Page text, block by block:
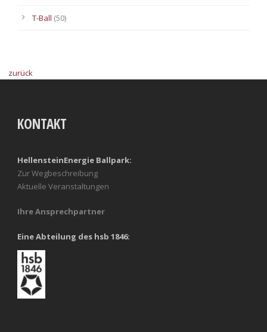
T-Ball (50)
zurück
KONTAKT
HellensteinEnergie Ballpark:
Zur Wegbeschreibung
Aktuelle Veranstaltungen
Ihre Ansprechpartner
Eine Abteilung des hsb 1846: